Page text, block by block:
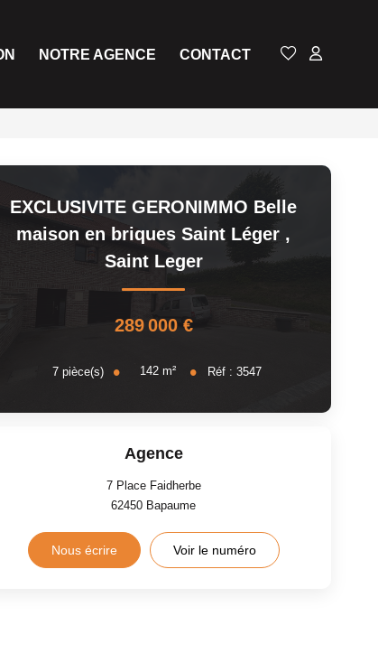
NOTRE AGENCE CONTACT
EXCLUSIVITE GERONIMMO Belle
maison en briques Saint Léger ,
Saint Leger
289 000 €
7pièce(s) 142m² Réf :3547
Agence
7 Place Faidherbe
62450 Bapaume
Nous écrire Voir le numéro